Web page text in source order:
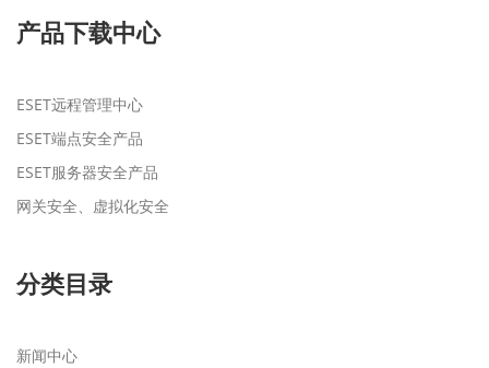
产品下载中心
ESET远程管理中心
ESET端点安全产品
ESET服务器安全产品
网关安全、虚拟化安全
分类目录
新闻中心